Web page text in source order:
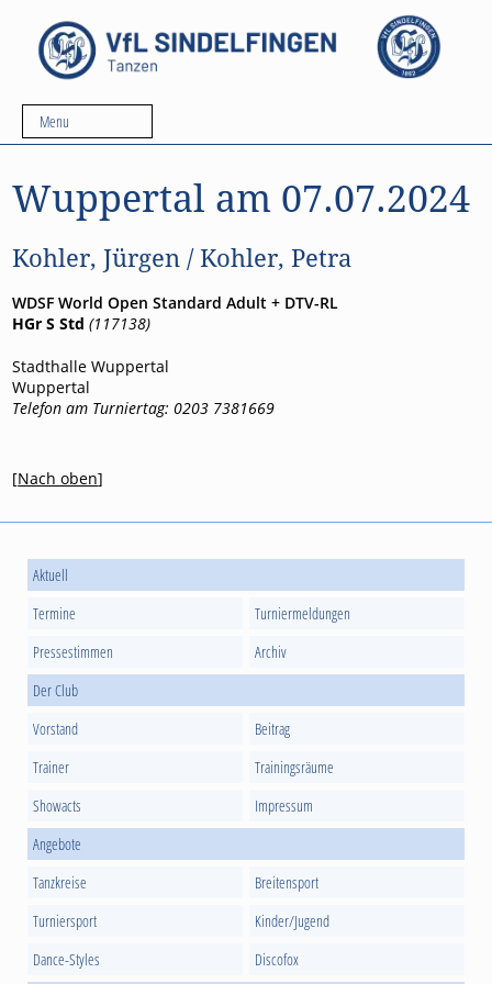
Menu
Wuppertal am 07.07.2024
Kohler, Jürgen / Kohler, Petra
WDSF World Open Standard Adult + DTV-RL
HGr S Std(117138)
Stadthalle Wuppertal
Wuppertal
Telefon am Turniertag: 0203 7381669
[Nach oben]
Aktuell
Termine
Turniermeldungen
Pressestimmen
Archiv
Der Club
Vorstand
Beitrag
Trainer
Trainingsräume
Showacts
Impressum
Angebote
Tanzkreise
Breitensport
Turniersport
Kinder/Jugend
Dance-Styles
Discofox